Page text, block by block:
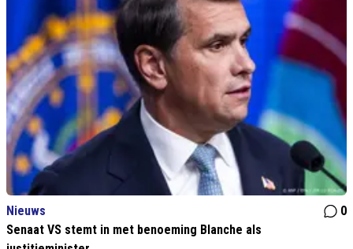
Nieuws
0
Senaat VS stemt in met benoeming Blanche als